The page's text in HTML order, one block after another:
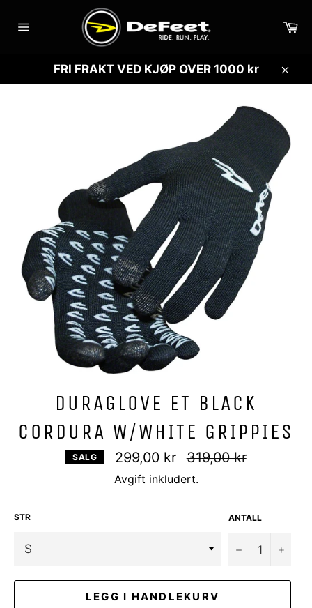
videre
Sidenavigasjon
FRI FRAKT VED KJØP OVER 1000 kr
Lukk
DURAGLOVE ET BLACK
CORDURA W/WHITE GRIPPIES
SALG 299,00 kr
Vanlig
pris
319,00 kr
Avgift inkludert.
STR ANTALL
− +
LEGG I HANDLEKURV